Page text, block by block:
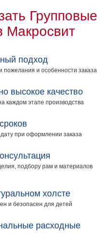
Групповые
Макросвит
подход
пожелания и особенности заказа
высокое качество
каждом этапе производства
при оформлении заказа
подбору рам и материалов
холсте
и безопасен для детей
расходные